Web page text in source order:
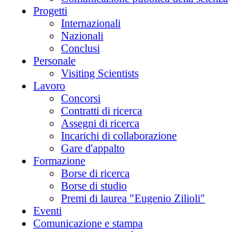
Progetti
Internazionali
Nazionali
Conclusi
Personale
Visiting Scientists
Lavoro
Concorsi
Contratti di ricerca
Assegni di ricerca
Incarichi di collaborazione
Gare d'appalto
Formazione
Borse di ricerca
Borse di studio
Premi di laurea "Eugenio Zilioli"
Eventi
Comunicazione e stampa